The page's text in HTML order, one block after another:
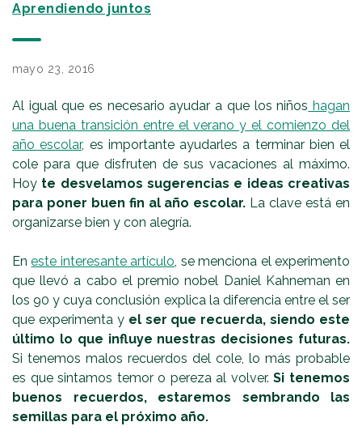
Aprendiendo juntos
mayo 23, 2016
Al igual que es necesario ayudar a que los niños hagan
una buena transición entre el verano y el comienzo del
año escolar, es importante ayudarles a terminar bien el
cole para que disfruten de sus vacaciones al máximo.
Hoy te desvelamos sugerencias e ideas creativas
para poner buen fin al año escolar. La clave está en
organizarse bien y con alegría.
Eneste interesante artículo, se menciona el experimento
que llevó a cabo el premio nobel Daniel Kahneman en
los 90 y cuya conclusión explica la diferencia entre el ser
que experimenta y el ser que recuerda, siendo este
último lo que influye nuestras decisiones futuras.
Si tenemos malos recuerdos del cole, lo más probable
es que sintamos temor o pereza al volver.Si tenemos
buenos recuerdos, estaremos sembrando las
semillas para el próximo año.